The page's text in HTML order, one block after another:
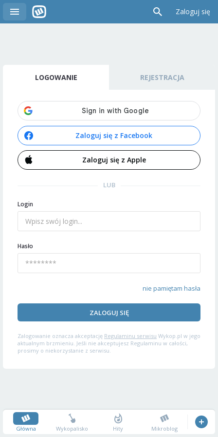
Zaloguj się
LOGOWANIE REJESTRACJA
Zaloguj się z Facebook
Zaloguj się z Apple
LUB
Login
Hasło
nie pamiętam hasła
ZALOGUJ SIĘ
Zalogowanie oznacza akceptację Regulaminu serwisu Wykop.pl w jego
aktualnym brzmieniu. Jeśli nie akceptujesz Regulaminu w całości,
prosimy o niekorzystanie z serwisu.
Główna Wykopalisko Hity Mikroblog